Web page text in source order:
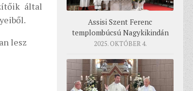
által
lesz
Assisi Szent Ferenc
templombúcsú Nagykikindán
2025. OKTÓBER 4.